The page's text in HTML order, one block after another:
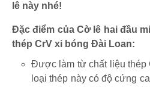
lê này nhé!
Đặc điểm của Cờ lê hai đầu
thép CrV xi bóng Đài Loan:
Được làm từ chất liệu thép
loại thép này có độ cứng